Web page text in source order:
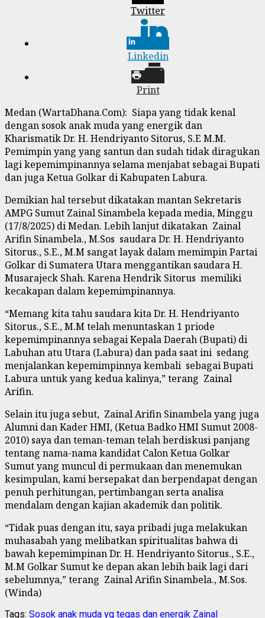
Twitter
Linkedin
Print
Medan (WartaDhana.Com): Siapa yang tidak kenal
dengan sosok anak muda yang energik dan
Kharismatik Dr. H. Hendriyanto Sitorus, S.E M.M.
Pemimpin yang yang santun dan sudah tidak diragukan
lagi kepemimpinannya selama menjabat sebagai Bupati
dan juga Ketua Golkar di Kabupaten Labura.
Demikian hal tersebut dikatakan mantan Sekretaris
AMPG Sumut Zainal Sinambela kepada media, Minggu
(17/8/2025) di Medan. Lebih lanjut dikatakan Zainal
Arifin Sinambela., M.Sos saudara Dr. H. Hendriyanto
Sitorus., S.E., M.M sangat layak dalam memimpin Partai
Golkar di Sumatera Utara menggantikan saudara H.
Musarajeck Shah. Karena Hendrik Sitorus memiliki
kecakapan dalam kepemimpinannya.
“Memang kita tahu saudara kita Dr. H. Hendriyanto
Sitorus., S.E., M.M telah menuntaskan 1 priode
kepemimpinannya sebagai Kepala Daerah (Bupati) di
Labuhan atu Utara (Labura) dan pada saat ini sedang
menjalankan kepemimpinnya kembali sebagai Bupati
Labura untuk yang kedua kalinya,” terang Zainal
Arifin.
Selain itu juga sebut, Zainal Arifin Sinambela yang juga
Alumni dan Kader HMI, (Ketua Badko HMI Sumut 2008-
2010) saya dan teman-teman telah berdiskusi panjang
tentang nama-nama kandidat Calon Ketua Golkar
Sumut yang muncul di permukaan dan menemukan
kesimpulan, kami bersepakat dan berpendapat dengan
penuh perhitungan, pertimbangan serta analisa
mendalam dengan kajian akademik dan politik.
“Tidak puas dengan itu, saya pribadi juga melakukan
muhasabah yang melibatkan spiritualitas bahwa di
bawah kepemimpinan Dr. H. Hendriyanto Sitorus., S.E.,
M.M Golkar Sumut ke depan akan lebih baik lagi dari
sebelumnya,” terang Zainal Arifin Sinambela., M.Sos.
(Winda)
Tags: Sosok anak muda yg tegas dan energik Zainal